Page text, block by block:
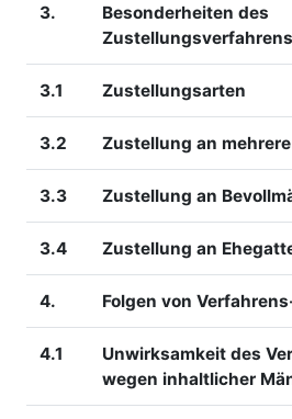
3.
Besonderheiten des
Zustellungsverfahrens
3.1 Zustellungsarten
3.2 Zustellung an
3.3 Zustellung an
3.4 Zustellung an
4. Folgen von
4.1
Unwirksamkeit des
wegen inhaltlicher